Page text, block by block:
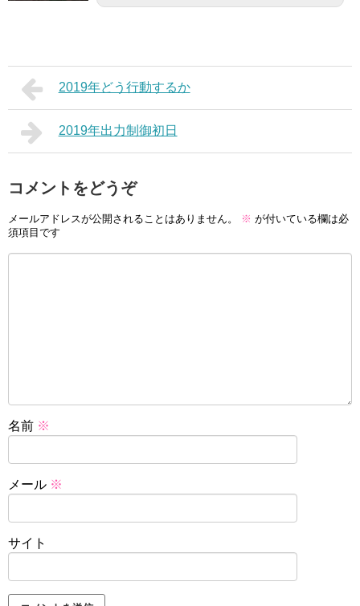
2019年どう行動するか
2019年出力制御初日
コメントをどうぞ
メールアドレスが公開されることはありません。 ※ が付いている欄は必
須項目です
名前 ※
メール ※
サイト